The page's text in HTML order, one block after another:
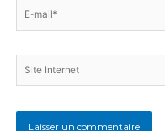
mail*
Internet